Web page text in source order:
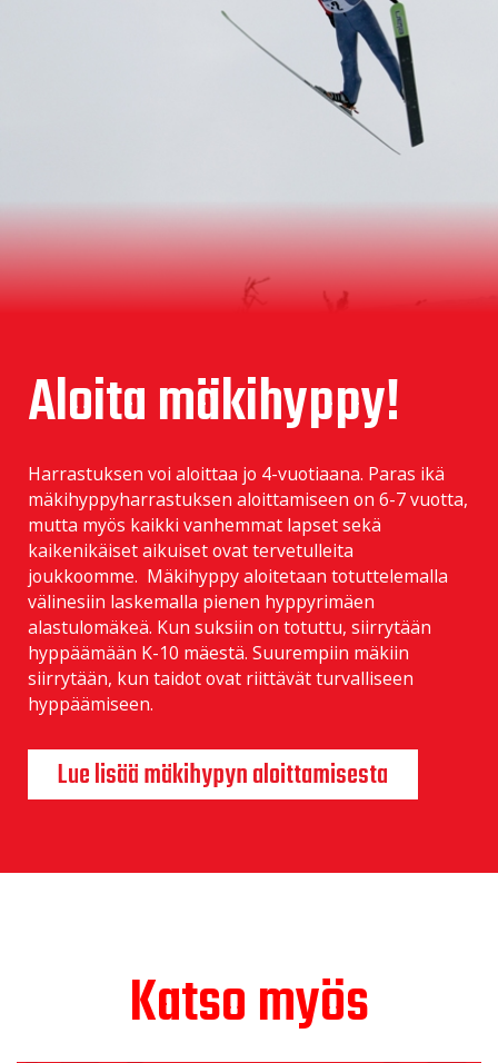
Aloita mäkihyppy!
Harrastuksen voi aloittaa jo 4-vuotiaana. Paras ikä
mäkihyppyharrastuksen aloittamiseen on 6-7 vuotta,
mutta myös kaikki vanhemmat lapset sekä
kaikenikäiset aikuiset ovat tervetulleita
joukkoomme. Mäkihyppy aloitetaan totuttelemalla
välinesiin laskemalla pienen hyppyrimäen
alastulomäkeä. Kun suksiin on totuttu, siirrytään
hyppäämään K-10 mäestä. Suurempiin mäkiin
siirrytään, kun taidot ovat riittävät turvalliseen
hyppäämiseen.
Lue lisää mäkihypyn aloittamisesta
Katso myös